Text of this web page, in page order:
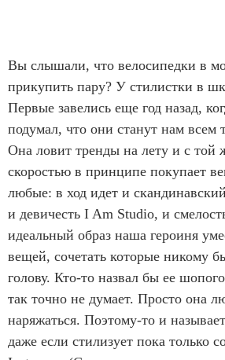
Вы слышали, что велосипедки в
прикупить пару? У стилистки в
Первые завелись еще год назад,
подумал, что они станут нам всем
Она ловит тренды на лету и с той
скоростью в принципе покупает
любые: в ход идет и
и девичесть I Am Studio, и
идеальный образ наша героиня
вещей, сочетать которые никому
голову. Кто-то назвал бы ее
так точно не думает. Просто она
наряжаться. Поэтому-то и
даже если стилизует пока только